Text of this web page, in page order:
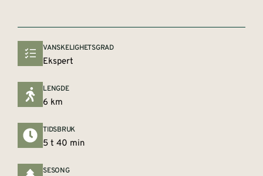
VANSKELIGHETSGRAD
Ekspert
LENGDE
6 km
TIDSBRUK
5 t 40 min
SESONG